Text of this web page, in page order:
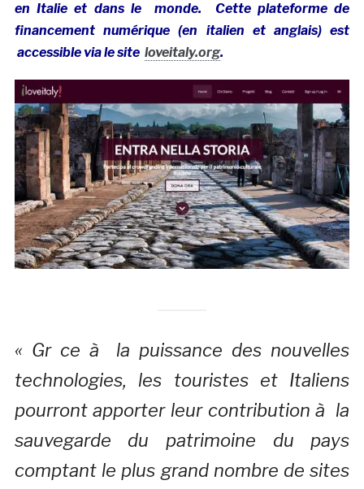
en Italie et dans le monde. Cette plateforme de
financement numérique (en italien et anglais) est
accessible via le site loveitaly.org.
« Gr ce à la puissance des nouvelles
technologies, les touristes et Italiens
pourront apporter leur contribution à la
sauvegarde du patrimoine du pays
comptant le plus grand nombre de sites